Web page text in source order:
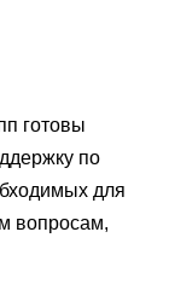
готовы
по
для
вопросам,